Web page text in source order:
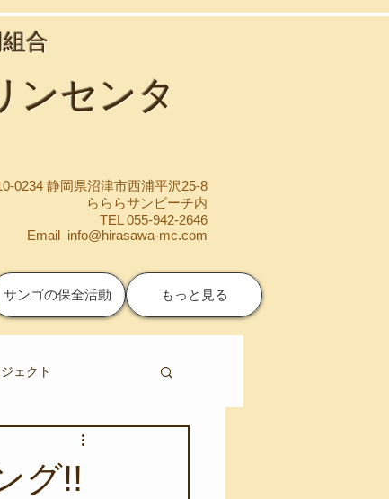
合
ンセンタ
0234 静岡県沼津市西浦平沢25-8
らららサンビーチ内
TEL 055-942-2646
Email info@hirasawa-mc.com
サンゴの保全活動 もっと見る
ェクト
アカモク養殖実験
グ!!